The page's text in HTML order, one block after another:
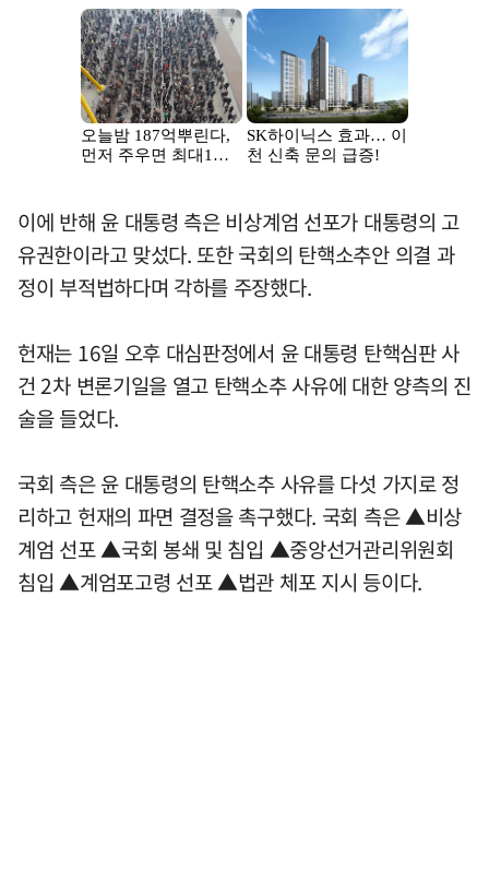
이에 반해 윤 대통령 측은 비상계엄 선포가 대통령의 고
유권한이라고 맞섰다. 또한 국회의 탄핵소추안 의결 과
정이 부적법하다며 각하를 주장했다.
헌재는 16일 오후 대심판정에서 윤 대통령 탄핵심판 사
건 2차 변론기일을 열고 탄핵소추 사유에 대한 양측의 진
술을 들었다.
국회 측은 윤 대통령의 탄핵소추 사유를 다섯 가지로 정
리하고 헌재의 파면 결정을 촉구했다. 국회 측은 ▲비상
계엄 선포 ▲국회 봉쇄 및 침입 ▲중앙선거관리위원회
침입 ▲계엄포고령 선포 ▲법관 체포 지시 등이다.